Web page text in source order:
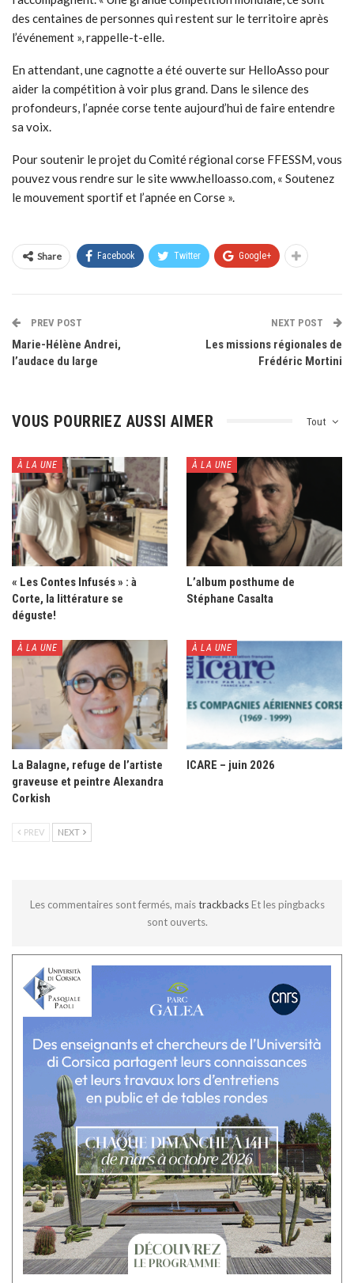
des centaines de personnes qui restent sur le territoire après
l’événement », rappelle-t-elle.
En attendant, une cagnotte a été ouverte sur HelloAsso pour
aider la compétition à voir plus grand. Dans le silence des
profondeurs, l’apnée corse tente aujourd’hui de faire entendre
sa voix.
Pour soutenir le projet du Comité régional corse FFESSM, vous
pouvez vous rendre sur le site www.helloasso.com, « Soutenez
le mouvement sportif et l’apnée en Corse ».
Share Facebook Twitter Google+
PREV POST
Marie-Hélène Andrei,
l’audace du large
NEXT POST
Les missions régionales de
Frédéric Mortini
Tout
VOUS POURRIEZ AUSSI AIMER
À LA UNE
« Les Contes Infusés » : à
Corte, la littérature se
déguste!
À LA UNE
L’album posthume de
Stéphane Casalta
À LA UNE
La Balagne, refuge de l’artiste
graveuse et peintre Alexandra
Corkish
À LA UNE
ICARE – juin 2026
PREV NEXT
Les commentaires sont fermés, maistrackbacks Et les pingbacks
sont ouverts.